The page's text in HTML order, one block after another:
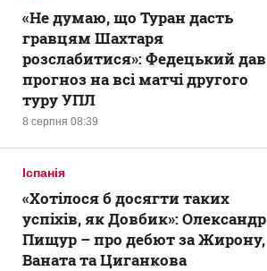
8 серпня 08:39
«Не думаю, що Туран дасть
гравцям Шахтаря
розслабитися»: Федецький дав
прогноз на всі матчі другого
туру УПЛ
Іспанія
«Хотілося б досягти таких
успіхів, як Довбик»: Олександр
Пищур – про дебют за Жирону,
Ваната та Циганкова